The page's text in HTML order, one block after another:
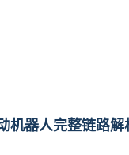
机器人完整链路